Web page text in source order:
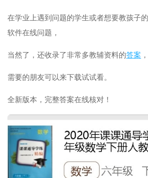
在学业上遇到问题的学生或者想要教孩子
软件在线问题，
当然了，还收录了非常多教辅资料的答案 ，
需要的朋友可以来下载试试看。
全新版本，完整答案在线核对！